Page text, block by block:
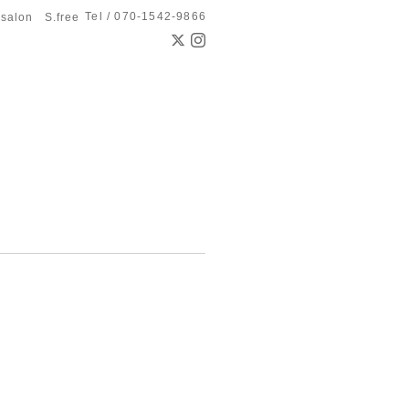
salon S.free Tel / 070-1542-9866